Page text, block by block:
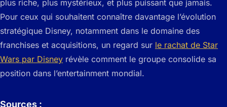
plus riche, plus mystérieux, et plus puissant que jamais.
Pour ceux qui souhaitent connaître davantage l’évolution
stratégique Disney, notamment dans le domaine des
franchises et acquisitions, un regard sur le rachat de Star
Wars par Disney révèle comment le groupe consolide sa
position dans l’entertainment mondial.
Sources :